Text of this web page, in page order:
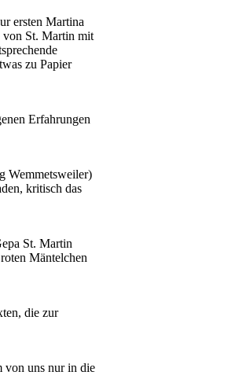
ersten Martina
von St. Martin mit
zu Papier
Erfahrungen
Wemmetsweiler)
kritisch das
St. Martin
Mäntelchen
die zur
von uns nur in die